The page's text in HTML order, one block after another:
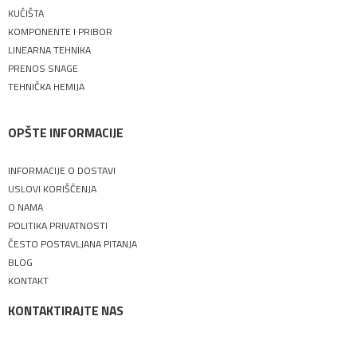
KUĆIŠTA
KOMPONENTE I PRIBOR
LINEARNA TEHNIKA
PRENOS SNAGE
TEHNIČKA HEMIJA
OPŠTE INFORMACIJE
INFORMACIJE O DOSTAVI
USLOVI KORIŠĆENJA
O NAMA
POLITIKA PRIVATNOSTI
ČESTO POSTAVLJANA PITANJA
BLOG
KONTAKT
KONTAKTIRAJTE NAS